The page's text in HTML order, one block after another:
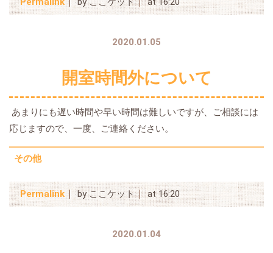
2020.01.05
開室時間外について
あまりにも遅い時間や早い時間は難しいですが、ご相談には
応じますので、一度、ご連絡ください。
その他
Permalink by ここケット at 16:20
2020.01.04